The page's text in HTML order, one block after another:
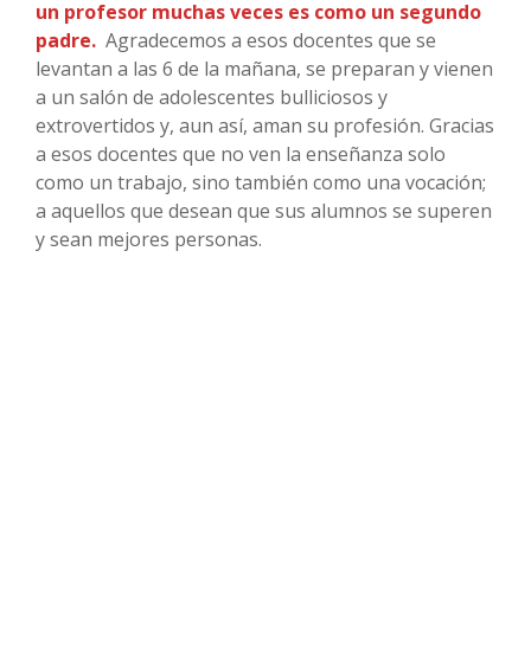
un profesor muchas veces es como un segundo
padre. Agradecemos a esos docentes que se
levantan a las 6 de la mañana, se preparan y vienen
a un salón de adolescentes bulliciosos y
extrovertidos y, aun así, aman su profesión. Gracias
a esos docentes que no ven la enseñanza solo
como un trabajo, sino también como una vocación;
a aquellos que desean que sus alumnos se superen
y sean mejores personas.